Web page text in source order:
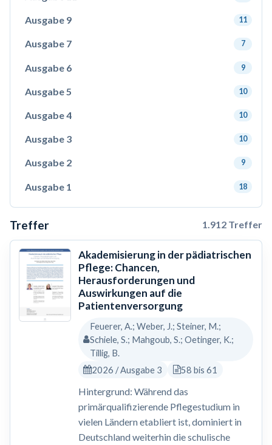
Ausgabe 9 11
Ausgabe 7 7
Ausgabe 6 9
Ausgabe 5 10
Ausgabe 4 10
Ausgabe 3 10
Ausgabe 2 9
Ausgabe 1 18
Treffer 1.912 Treffer
Akademisierung in der pädiatrischen
Pflege: Chancen,
Herausforderungen und
Auswirkungen auf die
Patientenversorgung
Feuerer, A.; Weber, J.; Steiner, M.;
Schiele, S.; Mahgoub, S.; Oetinger, K.;
Tillig, B.
2026 / Ausgabe 3
58 bis 61
Hintergrund: Während das
primärqualifizierende Pflegestudium in
vielen Ländern etabliert ist, dominiert in
Deutschland weiterhin die schulische